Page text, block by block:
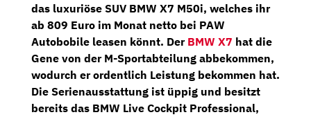
das luxuriöse SUV BMW X7 M50i, welches ihr
ab 809 Euro im Monat netto bei PAW
Autobobile leasen könnt. DerBMW X7 hat die
Gene von der M-Sportabteilung abbekommen,
wodurch er ordentlich Leistung bekommen hat.
Die Serienausstattung ist üppig und besitzt
bereits das BMW Live Cockpit Professional,